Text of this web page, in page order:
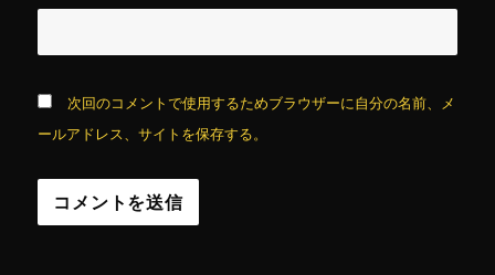
次回のコメントで使用するためブラウザーに自分の名前、メ
ールアドレス、サイトを保存する。